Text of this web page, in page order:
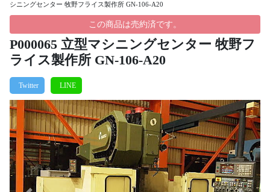
シニングセンター 牧野フライス製作所 GN-106-A20
この商品は売約済です。
P000065 立型マシニングセンター 牧野フ
ライス製作所 GN-106-A20